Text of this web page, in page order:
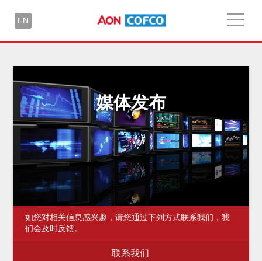
EN
媒体发布
如您对相关信息感兴趣，请您通过下列方式联系我们，我
们会及时反馈。
联系我们